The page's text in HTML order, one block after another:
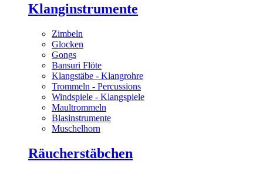
Klanginstrumente
Zimbeln
Glocken
Gongs
Bansuri Flöte
Klangstäbe - Klangrohre
Trommeln - Percussions
Windspiele - Klangspiele
Maultrommeln
Blasinstrumente
Muschelhorn
Räucherstäbchen